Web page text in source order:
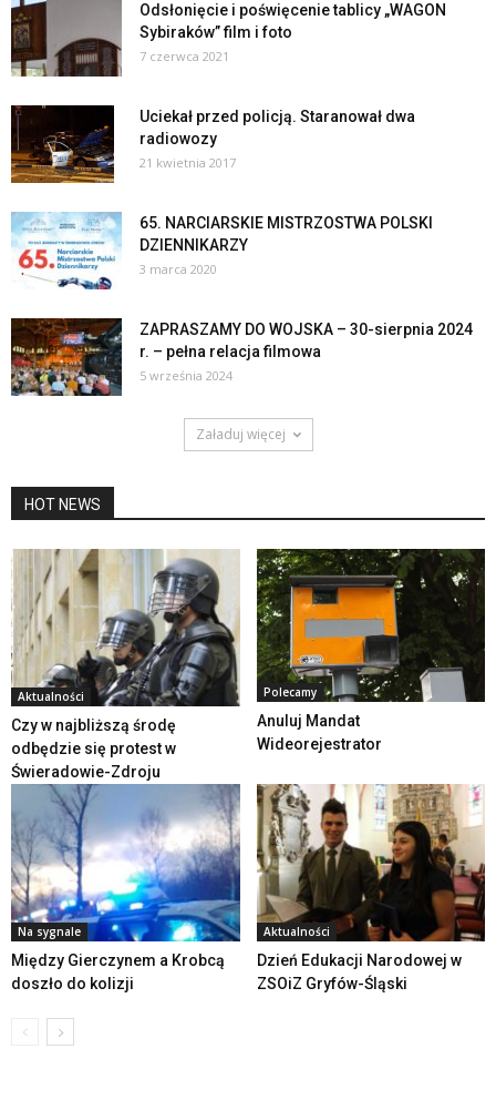
Odsłonięcie i poświęcenie tablicy „WAGON
Sybiraków” film i foto
7 czerwca 2021
Uciekał przed policją. Staranował dwa
radiowozy
21 kwietnia 2017
65. NARCIARSKIE MISTRZOSTWA POLSKI
DZIENNIKARZY
3 marca 2020
ZAPRASZAMY DO WOJSKA – 30-sierpnia 2024
r. – pełna relacja filmowa
5 września 2024
Załaduj więcej
HOT NEWS
Aktualności
Czy w najbliższą środę
odbędzie się protest w
Świeradowie-Zdroju
Polecamy
Anuluj Mandat
Wideorejestrator
Na sygnale
Między Gierczynem a Krobcą
doszło do kolizji
Aktualności
Dzień Edukacji Narodowej w
ZSOiZ Gryfów-Śląski